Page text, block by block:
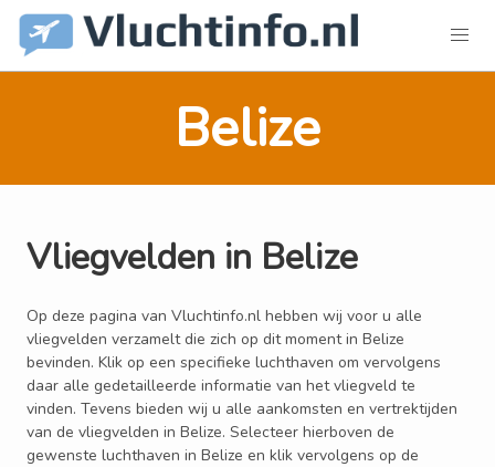
Belize
Vliegvelden in Belize
Op deze pagina van Vluchtinfo.nl hebben wij voor u alle
vliegvelden verzamelt die zich op dit moment in Belize
bevinden. Klik op een specifieke luchthaven om vervolgens
daar alle gedetailleerde informatie van het vliegveld te
vinden. Tevens bieden wij u alle aankomsten en vertrektijden
van de vliegvelden in Belize. Selecteer hierboven de
gewenste luchthaven in Belize en klik vervolgens op de